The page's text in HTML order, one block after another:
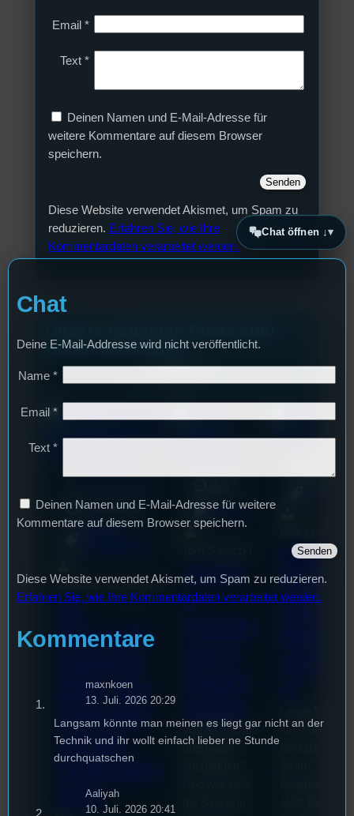
Email *
Text *
Deinen Namen und E-Mail-Adresse für
weitere Kommentare auf diesem Browser
speichern.
Diese Website verwendet Akismet, um Spam zu
reduzieren. Erfahren Sie, wie Ihre
Kommentardaten verarbeitet werden.
Hören und Lesen
3. August 2026
Festivals ,
Sao-Mai Sol Nguyen
44.
Stummfil
2026: Ein
Interview
mit der
Festivallei
terin
18. Juli
Allgemein
Techn
o
Wie ist Techno
überhaupt
Das
Erste
Stufu
am 7.Juli 2026
Chat öffnen ↓
Chat
Deine E-Mail-Addresse wird nicht veröffentlicht.
Name *
Email *
Text *
Deinen Namen und E-Mail-Adresse für weitere
Kommentare auf diesem Browser speichern.
Diese Website verwendet Akismet, um Spam zu reduzieren.
Erfahren Sie, wie Ihre Kommentardaten verarbeitet werden.
Kommentare
maxnkoen
13. Juli. 2026 20:29
Langsam könnte man meinen es liegt gar nicht an der
Technik und ihr wollt einfach lieber ne Stunde
durchquatschen
Aaliyah
10. Juli. 2026 20:41